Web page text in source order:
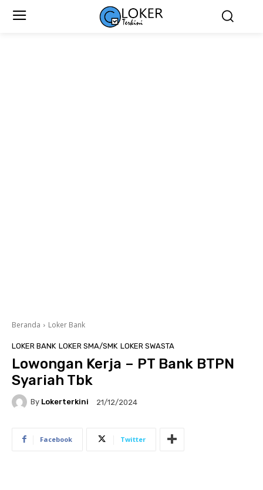
Beranda Loker Bank
LOKER BANK LOKER SMA/SMK LOKER SWASTA
Lowongan Kerja – PT Bank BTPN
Syariah Tbk
By Lokerterkini 21/12/2024
Facebook Twitter